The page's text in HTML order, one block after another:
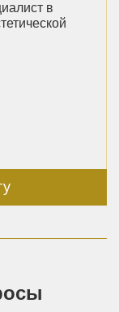
в